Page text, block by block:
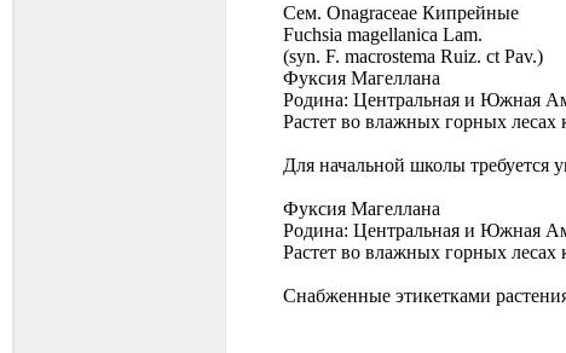
Сем. Onagraceae Кипрейные
Fuchsia magellanica Lam.
(syn. F. macrostema Ruiz. ct Pav.)
Фуксия Магеллана
Родина: Центральная и Южная
Растет во влажных горных лесах
Для начальной школы требуется
Фуксия Магеллана
Родина: Центральная и Южная
Растет во влажных горных лесах
Снабженные этикетками